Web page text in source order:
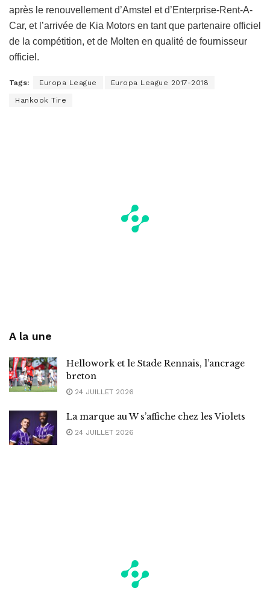
après le renouvellement d’Amstel et d’Enterprise-Rent-A-
Car, et l’arrivée de Kia Motors en tant que partenaire officiel
de la compétition, et de Molten en qualité de fournisseur
officiel.
Tags: Europa League Europa League 2017-2018
Hankook Tire
A la une
Hellowork et le Stade Rennais, l’ancrage
breton
24 JUILLET 2026
La marque au W s’affiche chez les Violets
24 JUILLET 2026